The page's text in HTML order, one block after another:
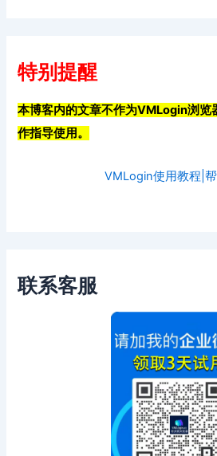
特别提醒
本博客内的文章不作为VMLogin浏览
作指导使用。
VMLogin使用教程|
联系客服